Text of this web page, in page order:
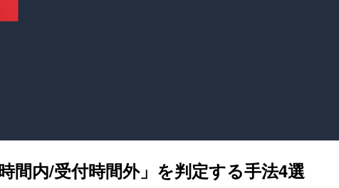
間内/受付時間外」を判定する手法4選